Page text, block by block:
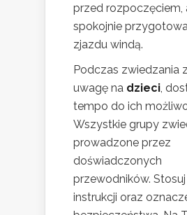
przed rozpoczęciem,
spokojnie
zjazdu windą.
Podczas zwiedzania
uwagę na dzieci,
tempo do ich
Wszystkie grupy
prowadzone przez
doświadczonych
przewodników.
instrukcji oraz